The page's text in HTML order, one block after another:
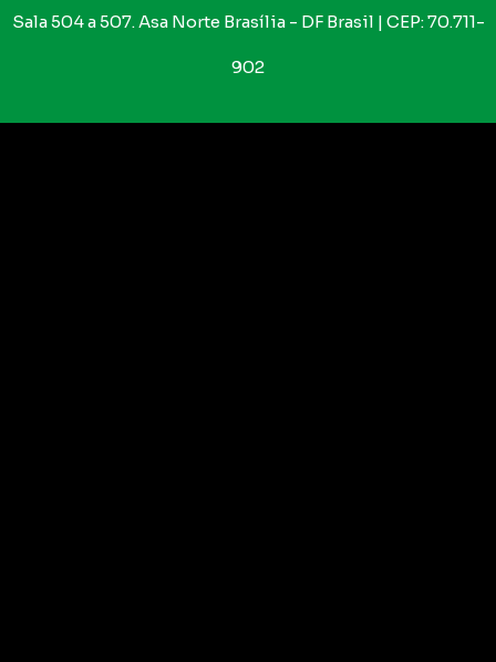
Sala 504 a 507. Asa Norte Brasília - DF Brasil | CEP: 70.711-
902